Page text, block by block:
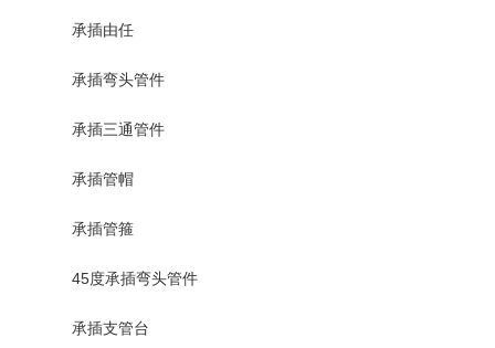
承插由任
承插弯头管件
承插三通管件
承插管帽
承插管箍
45度承插弯头管件
承插支管台